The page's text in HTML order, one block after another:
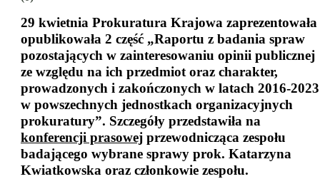
29 kwietnia Prokuratura Krajowa zaprezentowała
opublikowała 2 część „Raportu z badania spraw
pozostających w zainteresowaniu opinii publicznej
ze względu na ich przedmiot oraz charakter,
prowadzonych i zakończonych w latach 2016-2023
w powszechnych jednostkach organizacyjnych
prokuratury”. Szczegóły przedstawiła na
konferencji prasowej przewodnicząca zespołu
badającego wybrane sprawy prok. Katarzyna
Kwiatkowska oraz członkowie zespołu.